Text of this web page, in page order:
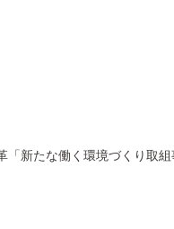
「新たな働く環境づくり取